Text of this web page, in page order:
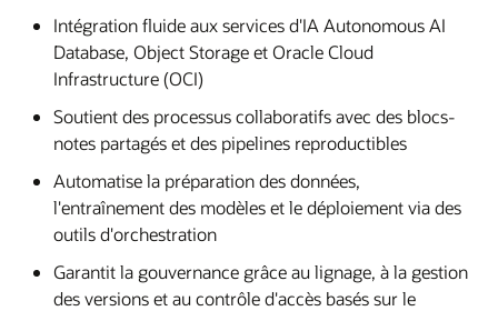
Intégration fluide aux services d'IA Autonomous AI
Database, Object Storage et Oracle Cloud
Infrastructure (OCI)
Soutient des processus collaboratifs avec des blocs-
notes partagés et des pipelines reproductibles
Automatise la préparation des données,
l'entraînement des modèles et le déploiement via des
outils d'orchestration
Garantit la gouvernance grâce au lignage, à la gestion
des versions et au contrôle d'accès basés sur le